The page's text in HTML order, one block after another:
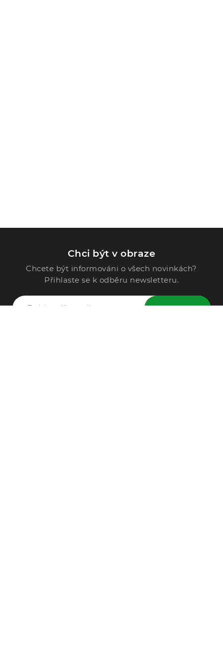
Chci být v obraze
Chcete být informováni o všech novinkách?
Přihlaste se k odběru newsletteru.
ODESLAT